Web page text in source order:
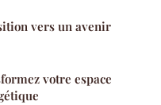
vers un avenir
votre espace